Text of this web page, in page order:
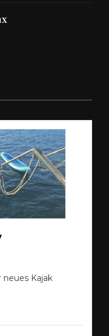
Kajak